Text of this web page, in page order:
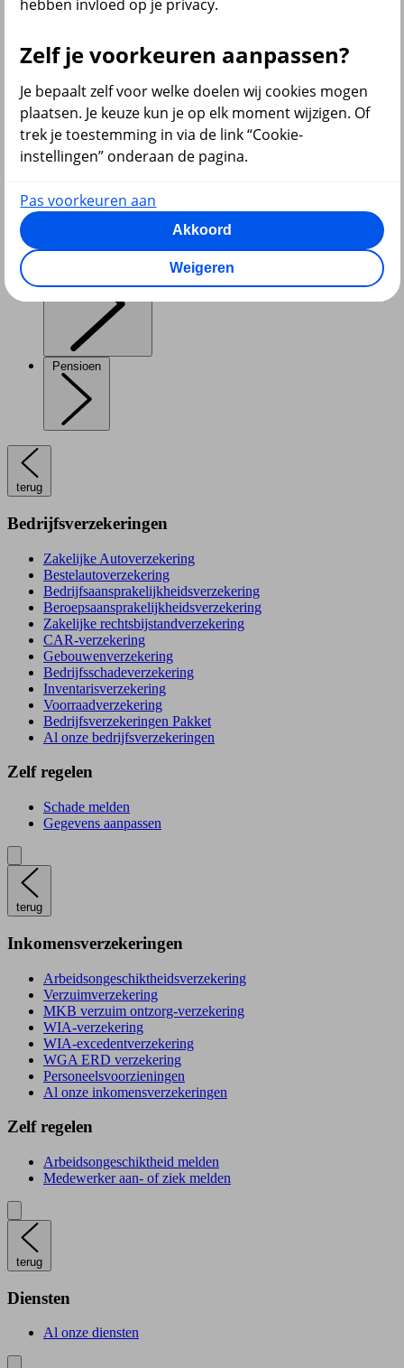
VvE en Vastgoed
Pensioen
terug
Bedrijfsverzekeringen
Zakelijke Autoverzekering
Bestelautoverzekering
Bedrijfsaansprakelijkheidsverzekering
Beroepsaansprakelijkheidsverzekering
Zakelijke rechtsbijstandverzekering
CAR-verzekering
Gebouwenverzekering
Bedrijfsschadeverzekering
Inventarisverzekering
Voorraadverzekering
Bedrijfsverzekeringen Pakket
Al onze bedrijfsverzekeringen
Zelf regelen
Schade melden
Gegevens aanpassen
terug
Inkomensverzekeringen
Arbeidsongeschiktheidsverzekering
Verzuimverzekering
MKB verzuim ontzorg-verzekering
WIA-verzekering
WIA-excedentverzekering
WGA ERD verzekering
Personeelsvoorzieningen
Al onze inkomensverzekeringen
Zelf regelen
Arbeidsongeschiktheid melden
Medewerker aan- of ziek melden
terug
Diensten
Al onze diensten
hebben invloed op je privacy.
Zelf je voorkeuren aanpassen?
Je bepaalt zelf voor welke doelen wij cookies mogen
plaatsen. Je keuze kun je op elk moment wijzigen. Of
trek je toestemming in via de link “Cookie-
instellingen” onderaan de pagina.
Pas voorkeuren aan
Akkoord
Weigeren